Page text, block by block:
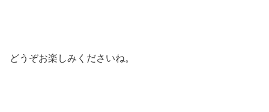
どうぞお楽しみくださいね。